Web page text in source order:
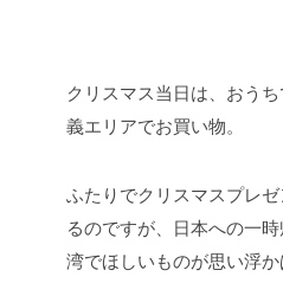
クリスマス当日は、おう
義エリアでお買い物。
ふたりでクリスマスプレ
るのですが、日本への一
湾でほしいものが思い浮か